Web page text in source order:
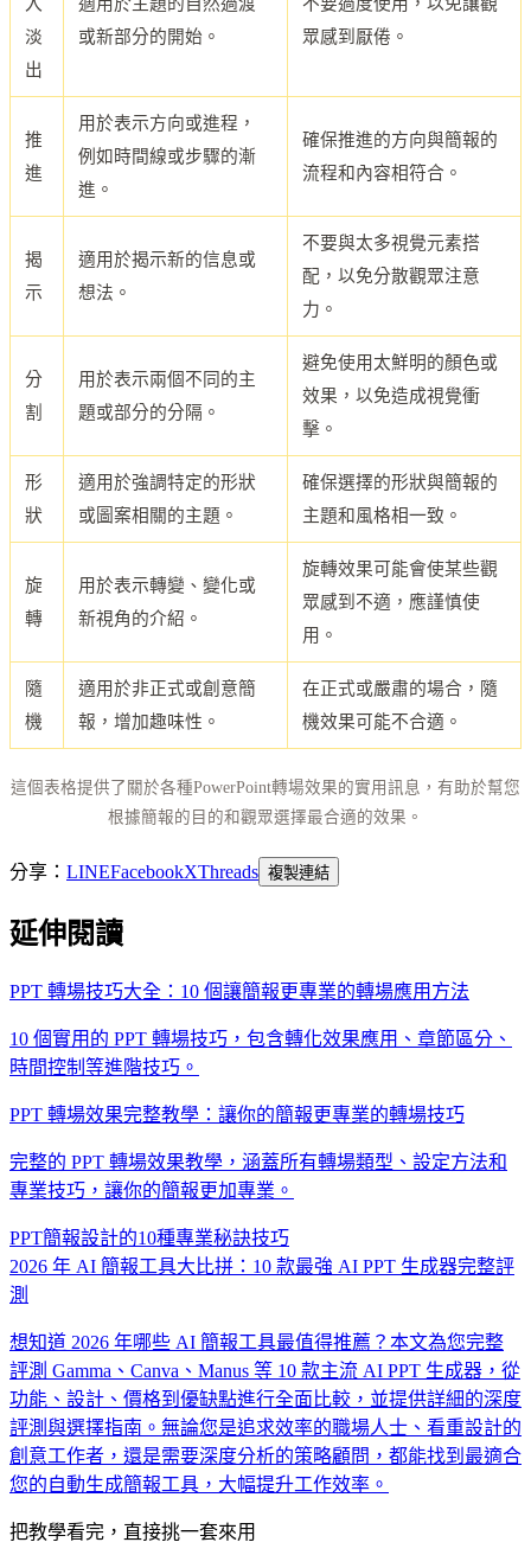
入
淡
出
適用於主題的自然過渡
或新部分的開始。
不要過度使用，以免讓觀
眾感到厭倦。
推
進
用於表示方向或進程，
例如時間線或步驟的漸
進。
確保推進的方向與簡報的
流程和內容相符合。
揭
示
適用於揭示新的信息或
想法。
不要與太多視覺元素搭
配，以免分散觀眾注意
力。
分
割
用於表示兩個不同的主
題或部分的分隔。
避免使用太鮮明的顏色或
效果，以免造成視覺衝
擊。
形
狀
適用於強調特定的形狀
或圖案相關的主題。
確保選擇的形狀與簡報的
主題和風格相一致。
旋
轉
用於表示轉變、變化或
新視角的介紹。
旋轉效果可能會使某些觀
眾感到不適，應謹慎使
用。
隨
機
適用於非正式或創意簡
報，增加趣味性。
在正式或嚴肅的場合，隨
機效果可能不合適。
這個表格提供了關於各種PowerPoint轉場效果的實用訊息，有助於幫您
根據簡報的目的和觀眾選擇最合適的效果。
分享： LINEFacebookXThreads 複製連結
延伸閱讀
PPT 轉場技巧大全：10 個讓簡報更專業的轉場應用方法
10 個實用的 PPT 轉場技巧，包含轉化效果應用、章節區分、
時間控制等進階技巧。
PPT 轉場效果完整教學：讓你的簡報更專業的轉場技巧
完整的 PPT 轉場效果教學，涵蓋所有轉場類型、設定方法和
專業技巧，讓你的簡報更加專業。
PPT簡報設計的10種專業秘訣技巧
2026 年 AI 簡報工具大比拼：10 款最強 AI PPT 生成器完整評
測
想知道 2026 年哪些 AI 簡報工具最值得推薦？本文為您完整
評測 Gamma、Canva、Manus 等 10 款主流 AI PPT 生成器，從
功能、設計、價格到優缺點進行全面比較，並提供詳細的深度
評測與選擇指南。無論您是追求效率的職場人士、看重設計的
創意工作者，還是需要深度分析的策略顧問，都能找到最適合
您的自動生成簡報工具，大幅提升工作效率。
把教學看完，直接挑一套來用